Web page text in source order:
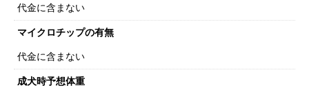
代金に含まない
マイクロチップの有無
代金に含まない
成犬時予想体重